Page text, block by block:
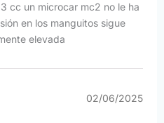
cc un microcar mc2 no le ha
en los manguitos sigue
elevada
02/06/2025